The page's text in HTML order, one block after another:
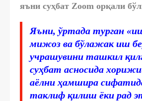
яъни суҳбат Zoom орқали
Яъни, ўртада турган
мижоз ва бўлажак иш
учрашувини ташкил
суҳбат асносида
аёлни ҳамшира
таклиф қилиш ёки рад